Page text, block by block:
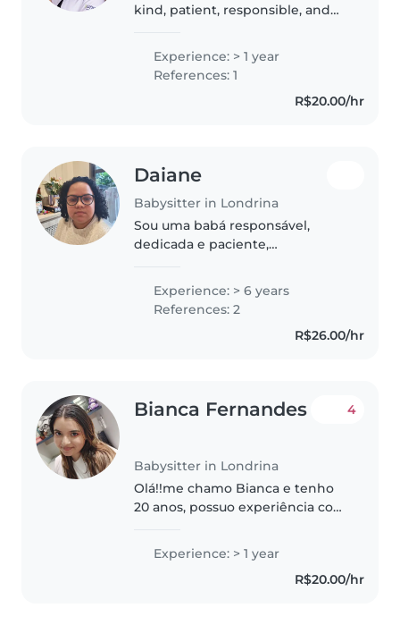
kind, patient, responsible, and
others and always try to create a
warm and friendly environment
wherever I am. I love..
Experience: > 1 year
References: 1
R$20.00/hr
Daiane
Babysitter in Londrina
Sou uma babá responsável,
dedicada e paciente,
um ambiente seguro, acolhedor
e estimulante para as crianças.
Tenho experiência nos cuidados
Experience: > 6 years
References: 2
R$26.00/hr
Bianca Fernandes
Babysitter in Londrina
4
Olá!!me chamo Bianca e tenho
20 anos, possuo experiência com
aprender os requisitos da família
e trabalhar da melhor forma...
Experience: > 1 year
R$20.00/hr